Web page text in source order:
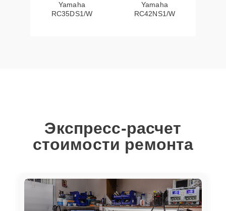
Yamaha
RC35DS1/W
Yamaha
RC42NS1/W
Экспресс-расчет
стоимости ремонта